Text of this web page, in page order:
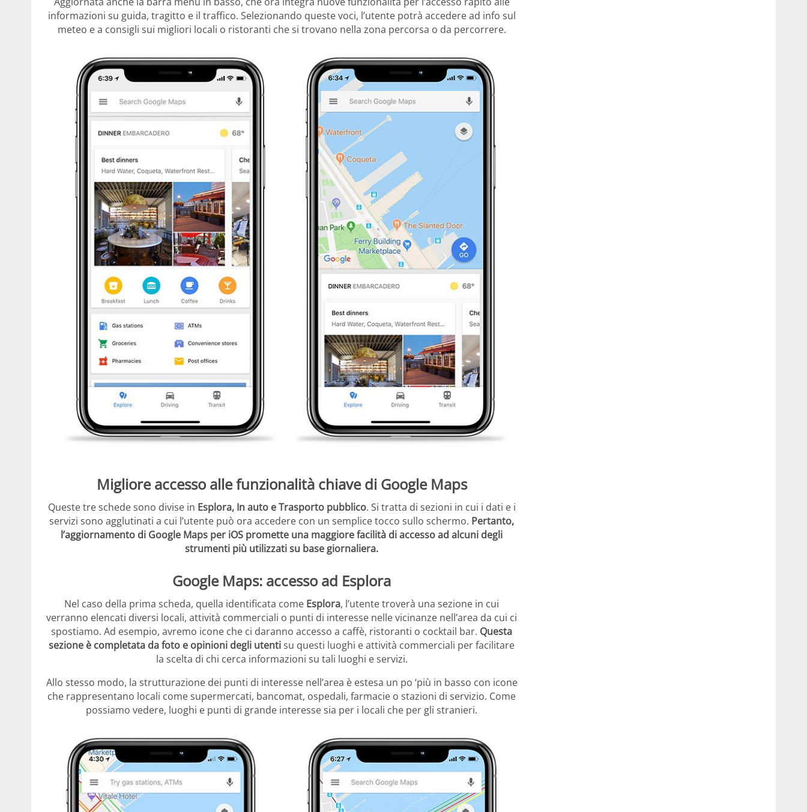
informazioni su guida, tragitto e il traffico. Selezionando queste voci, l’utente potrà accedere ad info sul
meteo e a consigli sui migliori locali o ristoranti che si trovano nella zona percorsa o da percorrere.
Migliore accesso alle funzionalità chiave di Google Maps
Queste tre schede sono divise in Esplora, In auto e Trasporto pubblico. Si tratta di sezioni in cui i dati e i
servizi sono agglutinati a cui l’utente può ora accedere con un semplice tocco sullo schermo. Pertanto,
l’aggiornamento di Google Maps per iOS promette una maggiore facilità di accesso ad alcuni degli
strumenti più utilizzati su base giornaliera.
Google Maps: accesso ad Esplora
Nel caso della prima scheda, quella identificata come Esplora, l’utente troverà una sezione in cui
verranno elencati diversi locali, attività commerciali o punti di interesse nelle vicinanze nell’area da cui ci
spostiamo. Ad esempio, avremo icone che ci daranno accesso a caffè, ristoranti o cocktail bar. Questa
sezione è completata da foto e opinioni degli utentisu questi luoghi e attività commerciali per facilitare
la scelta di chi cerca informazioni su tali luoghi e servizi.
Allo stesso modo, la strutturazione dei punti di interesse nell’area è estesa un po ‘più in basso con icone
che rappresentano locali come supermercati, bancomat, ospedali, farmacie o stazioni di servizio. Come
possiamo vedere, luoghi e punti di grande interesse sia per i locali che per gli stranieri.